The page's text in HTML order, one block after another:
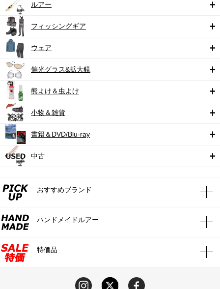
ルアー
フィッシングギア
ウェア
偏光グラス&拡大鏡
熊よけ＆虫よけ
小物＆雑貨
書籍＆DVD/Blu-ray
中古
おすすめブランド
ハンドメイドルアー
特価品